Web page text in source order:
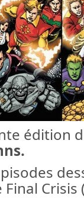
édition
Crisis